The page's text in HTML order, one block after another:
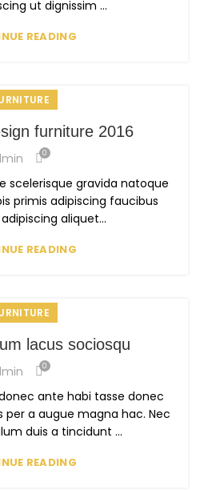
ut dignissim ...
READING
furniture 2016
0
scelerisque gravida natoque
primis adipiscing faucibus
aliquet...
READING
lacus sociosqu
0
ante habi tasse donec
per a augue magna hac. Nec
duis a tincidunt ...
READING